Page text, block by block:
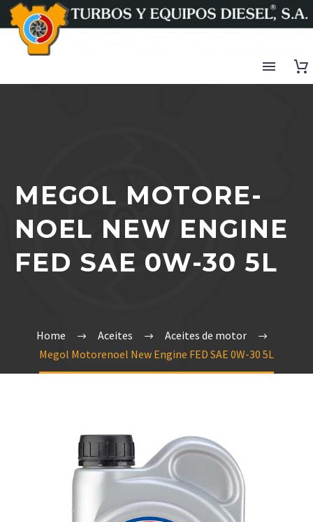
MEGOL MOTO­RE­
NOEL NEW ENGINE
FED SAE 0W-30 5L
Home Aceites
Aceites de motor
Megol Moto­re­noel New Engine FED SAE 0W-30 5L